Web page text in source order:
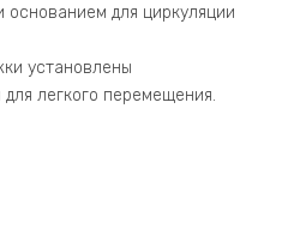
для циркуляции
установлены
легкого перемещения.